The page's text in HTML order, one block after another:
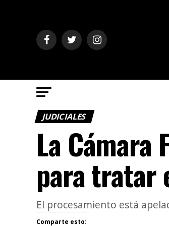
JUDICIALES
La Cámara
para tratar
El procesamiento está
Comparte esto: